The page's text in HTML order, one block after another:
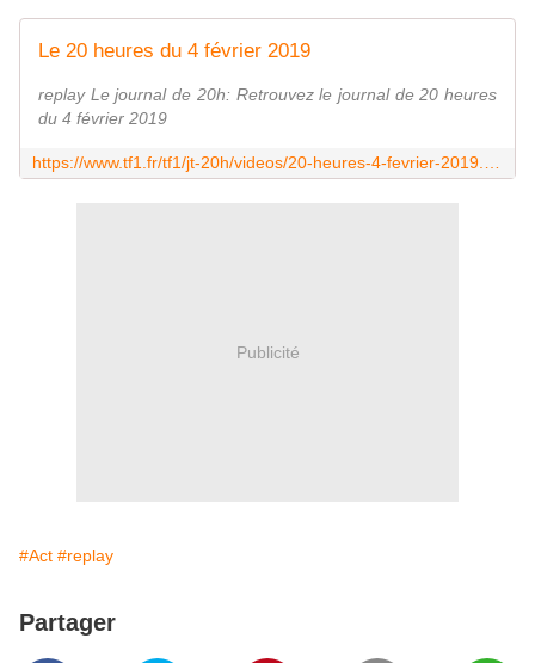
Le 20 heures du 4 février 2019
replay Le journal de 20h: Retrouvez le journal de 20 heures
du 4 février 2019
Publicité
#Act #replay
Partager